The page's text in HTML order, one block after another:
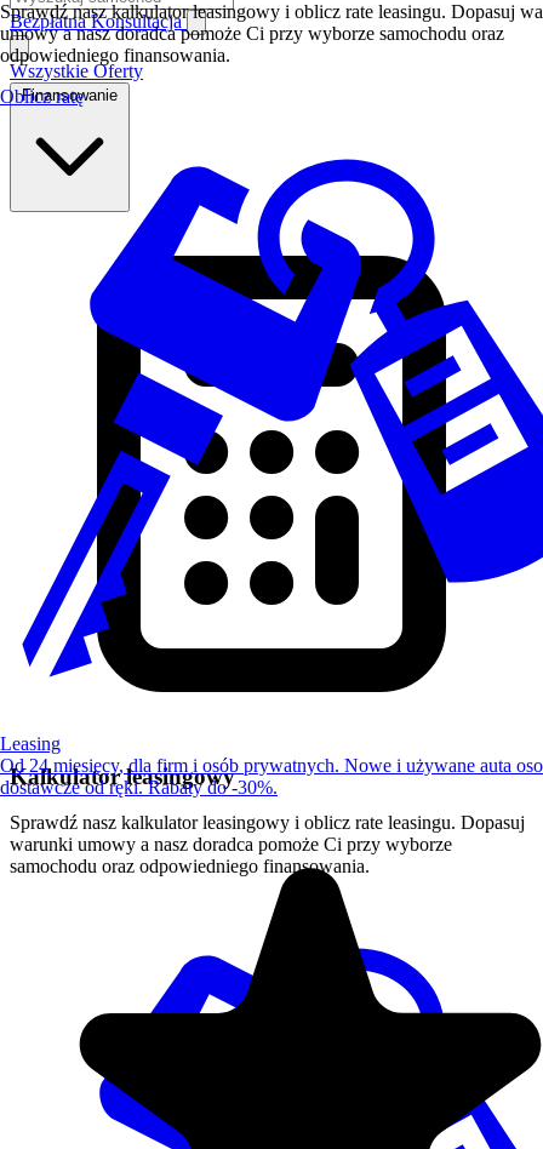
Bezpłatna Konsultacja
Wszystkie Oferty
Finansowanie
Kalkulator leasingowy
Sprawdź nasz kalkulator leasingowy i oblicz rate leasingu. Dopasuj
warunki umowy a nasz doradca pomoże Ci przy wyborze
samochodu oraz odpowiedniego finansowania.
Sprawdź nasz kalkulator leasingowy i oblicz rate leasingu. Dopasuj
umowy a nasz doradca pomoże Ci przy wyborze samochodu oraz
odpowiedniego finansowania.
Oblicz ratę
Leasing
Od 24 miesięcy, dla firm i osób prywatnych. Nowe i używane auta
dostawcze od ręki. Rabaty do -30%.